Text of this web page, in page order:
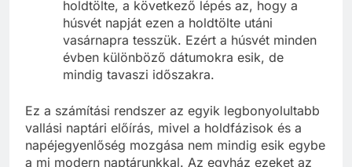
holdtölte, a következő lépés az, hogy a
húsvét napját ezen a holdtölte utáni
vasárnapra tesszük. Ezért a húsvét minden
évben különböző dátumokra esik, de
mindig tavaszi időszakra.
Ez a számítási rendszer az egyik legbonyolultabb
vallási naptári előírás, mivel a holdfázisok és a
napéjegyenlőség mozgása nem mindig esik egybe
a mi modern naptárunkkal. Az egyház ezeket az